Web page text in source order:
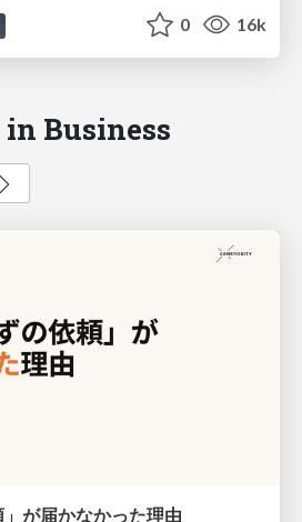
0 16k
Business
」が届かなかった理由